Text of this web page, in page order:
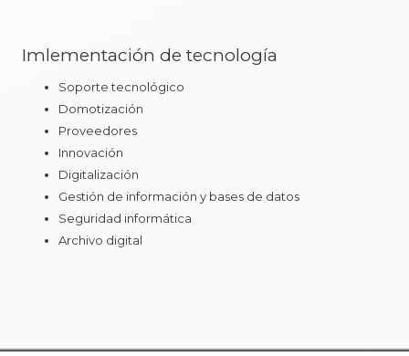
Imlementación de tecnología
Soporte tecnológico
Domotización
Proveedores
Innovación
Digitalización
Gestión de información y bases de datos
Seguridad informática
Archivo digital